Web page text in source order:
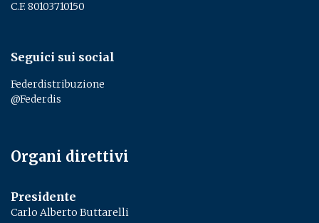
C.F. 80103710150
Seguici sui social
Federdistribuzione
@Federdis
Organi direttivi
Presidente
Carlo Alberto Buttarelli